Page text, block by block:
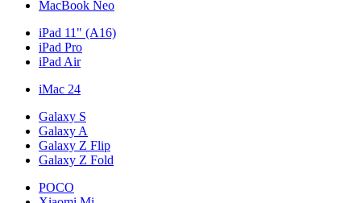
MacBook Neo
iPad 11" (A16)
iPad Pro
iPad Air
iMac 24
Galaxy S
Galaxy A
Galaxy Z Flip
Galaxy Z Fold
POCO